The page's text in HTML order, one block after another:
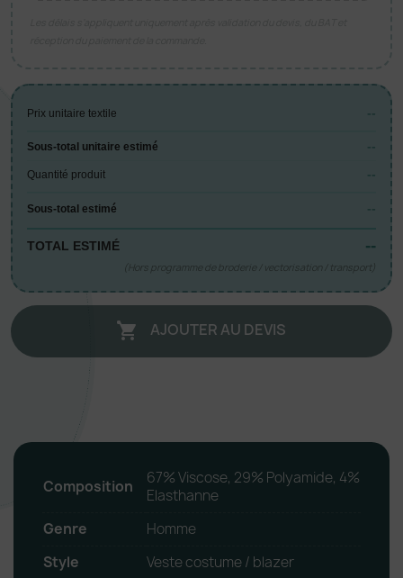
Prix unitaire textile --
Sous-total unitaire estimé --
Quantité produit --
Sous-total estimé --
TOTAL ESTIMÉ --
(Hors programme de broderie / vectorisation / transport)
 AJOUTER AU DEVIS
Composition
67% Viscose, 29% Polyamide, 4%
Elasthanne
Genre
Homme
Style
Veste costume / blazer